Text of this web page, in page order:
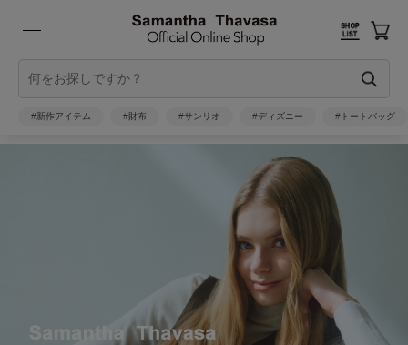
#新作アイテム #財布 #サンリオ #ディズニー #トートバッグ